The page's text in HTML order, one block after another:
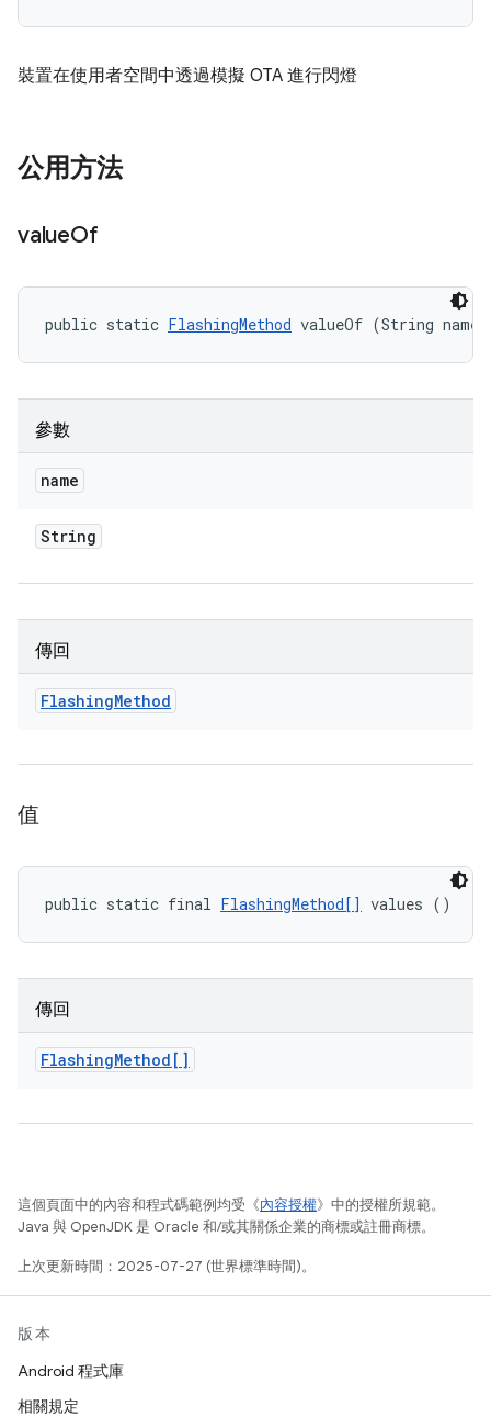
裝置在使用者空間中透過模擬 OTA 進行閃燈
公用方法
valueOf
public static FlashingMethod valueOf (String name)
參數
name
String
傳回
FlashingMethod
值
public static final FlashingMethod[] values ()
傳回
FlashingMethod[]
這個頁面中的內容和程式碼範例均受《內容授權》中的授權所規範。
Java 與 OpenJDK 是 Oracle 和/或其關係企業的商標或註冊商標。
上次更新時間：2025-07-27 (世界標準時間)。
版本
Android 程式庫
相關規定